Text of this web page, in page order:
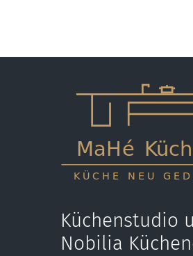
Küchenstudio
Nobilia